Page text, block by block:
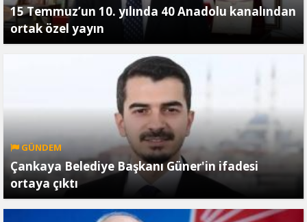
15 Temmuz’un 10. yılında 40 Anadolu kanalından
ortak özel yayın
GÜNDEM
Çankaya Belediye Başkanı Güner'in ifadesi
ortaya çıktı